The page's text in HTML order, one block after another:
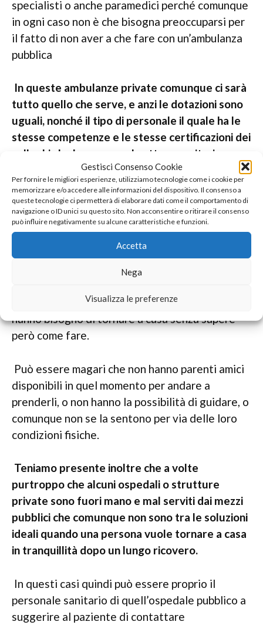
Gestisci Consenso Cookie
Per fornire le migliori esperienze, utilizziamo tecnologie come i cookie per
memorizzare e/o accedere alle informazioni del dispositivo. Il consenso a
queste tecnologie ci permetterà di elaborare dati come il comportamento di
navigazione o ID unici su questo sito. Non acconsentire o ritirare il consenso
può influire negativamente su alcune caratteristiche e funzioni.
Accetta
Nega
Visualizza le preferenze
specialisti o anche paramedici perché comunque
in ogni caso non è che bisogna preoccuparsi per
il fatto di non aver a che fare con un’ambulanza
pubblica
In queste ambulanze private comunque ci sarà
tutto quello che serve, e anzi le dotazioni sono
uguali, nonché il tipo di personale il quale ha le
stesse competenze e le stesse certificazioni dei
colleghi che lavorano nel settore sanitario
Altre situazioni che possono essere legate
all’ambulanza privata
Bisogna quindi dire che un’ambulanza privata
non è solo utile per queste situazioni perché per
pazienti che sono stati ricoverati a lungo e
hanno bisogno di tornare a casa senza sapere
però come fare.
Può essere magari che non hanno parenti amici
disponibili in quel momento per andare a
prenderli, o non hanno la possibilità di guidare, o
comunque non se la sentono per via delle loro
condizioni fisiche.
Teniamo presente inoltre che a volte
purtroppo che alcuni ospedali o strutture
private sono fuori mano e mal serviti dai mezzi
pubblici che comunque non sono tra le soluzioni
ideali quando una persona vuole tornare a casa
in tranquillità dopo un lungo ricovero.
In questi casi quindi può essere proprio il
personale sanitario di quell’ospedale pubblico a
suggerire al paziente di contattare